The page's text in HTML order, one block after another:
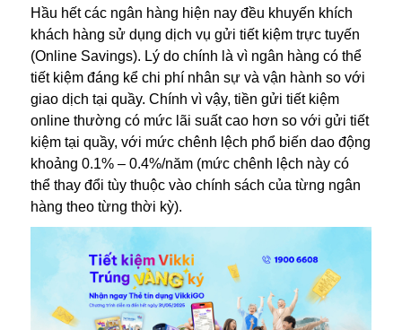
Hầu hết các ngân hàng hiện nay đều khuyến khích
khách hàng sử dụng dịch vụ gửi tiết kiệm trực tuyến
(Online Savings). Lý do chính là vì ngân hàng có thể
tiết kiệm đáng kể chi phí nhân sự và vận hành so với
giao dịch tại quầy. Chính vì vậy, tiền gửi tiết kiệm
online thường có mức lãi suất cao hơn so với gửi tiết
kiệm tại quầy, với mức chênh lệch phổ biến dao động
khoảng 0.1% – 0.4%/năm (mức chênh lệch này có
thể thay đổi tùy thuộc vào chính sách của từng ngân
hàng theo từng thời kỳ).